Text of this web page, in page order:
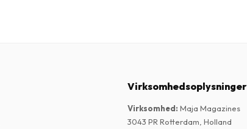
Virksomhedsoplysninger
Virksomhed: Maja Magazines
3043 PR Rotterdam, Holland